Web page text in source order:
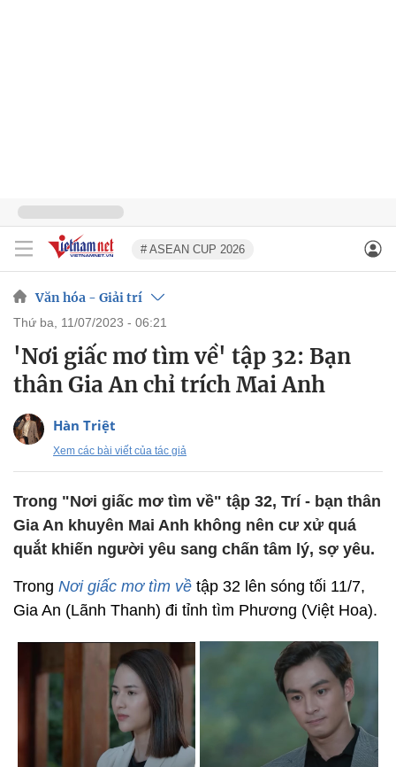
# ASEAN CUP 2026
Văn hóa - Giải trí
thứ ba, 11/07/2023 - 06:21
'Nơi giấc mơ tìm về' tập 32: Bạn
thân Gia An chỉ trích Mai Anh
Hàn Triệt
Xem các bài viết của tác giả
Trong "Nơi giấc mơ tìm về" tập 32, Trí - bạn thân
Gia An khuyên Mai Anh không nên cư xử quá
quắt khiến người yêu sang chấn tâm lý, sợ yêu.
Trong Nơi giấc mơ tìm về tập 32 lên sóng tối 11/7,
Gia An (Lãnh Thanh) đi tỉnh tìm Phương (Việt Hoa).